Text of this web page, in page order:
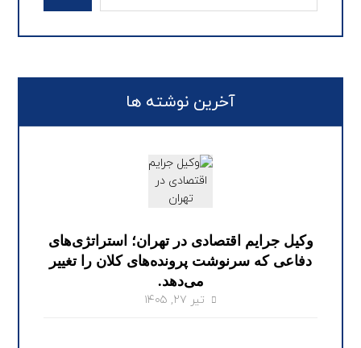
آخرین نوشته ها
وکیل جرایم اقتصادی در تهران؛ استراتژی‌های
دفاعی که سرنوشت پرونده‌های کلان را تغییر
می‌دهد.
تیر ۲۷, ۱۴۰۵